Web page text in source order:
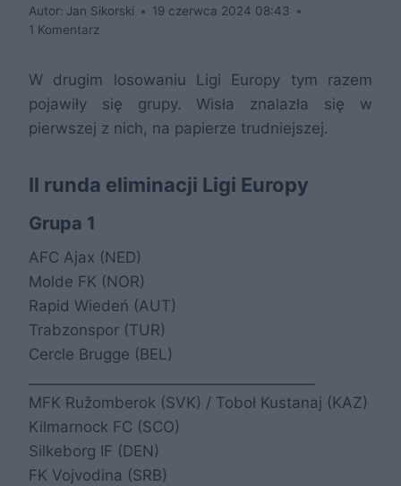
Autor: Jan Sikorski
19 czerwca 2024 08:43
1 Komentarz
W drugim losowaniu Ligi Europy tym razem
pojawiły się grupy. Wisła znalazła się w
pierwszej z nich, na papierze trudniejszej.
II runda eliminacji Ligi Europy
Grupa 1
AFC Ajax (NED)
Molde FK (NOR)
Rapid Wiedeń (AUT)
Trabzonspor (TUR)
Cercle Brugge (BEL)
MFK Ružomberok (SVK) / Toboł Kustanaj (KAZ)
Kilmarnock FC (SCO)
Silkeborg IF (DEN)
FK Vojvodina (SRB)